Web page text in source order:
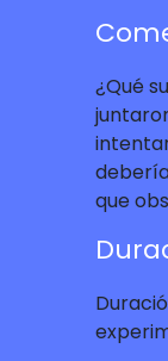
¿Qué
que